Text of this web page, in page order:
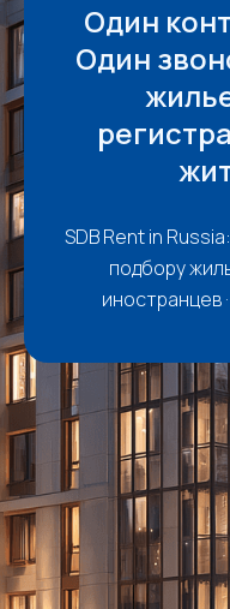
Один
Один
SDB Rent in
подбору
иностранцев